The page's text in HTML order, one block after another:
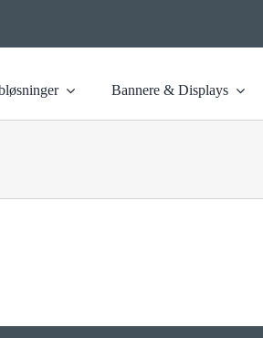
Bannere & Displays